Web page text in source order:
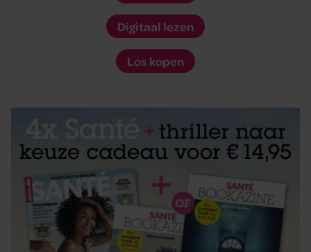
Digitaal lezen
Los kopen